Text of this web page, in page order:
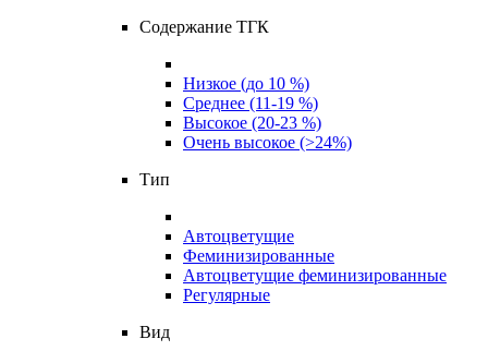
Содержание ТГК
Низкое (до 10 %)
Среднее (11-19 %)
Высокое (20-23 %)
Очень высокое (>24%)
Тип
Автоцветущие
Феминизированные
Автоцветущие феминизированные
Регулярные
Вид